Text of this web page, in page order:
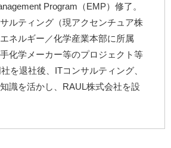
Program（EMP）修了。
ルティング（現アクセンチュア株
ネルギー／化学産業本部に所属
化学メーカー等のプロジェクト等
を退社後、ITコンサルティング、
識を活かし、RAUL株式会社を設